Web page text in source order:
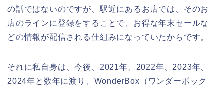
の話ではないのですが、駅近にあるお店では、そのお
店のラインに登録をすることで、お得な年末セールな
どの情報が配信される仕組みになっていたからです。
それに私自身は、今後、2021年、2022年、2023年、
2024年と数年に渡り、WonderBox（ワンダーボック